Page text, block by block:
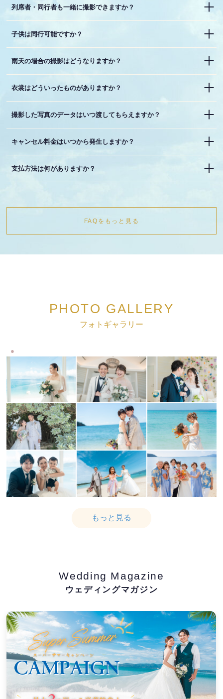
列席者・同行者も一緒に撮影できますか？
子供は同行可能ですか？
雨天の場合の撮影はどうなりますか？
衣裳はどういったものがありますか？
撮影した写真のデータはいつ渡してもらえますか？
キャンセル料金はいつから発生しますか？
支払方法は何がありますか？
FAQをもっと見る
PHOTO GALLERY
フォトギャラリー
もっと見る
Wedding Magazine
ウェディングマガジン